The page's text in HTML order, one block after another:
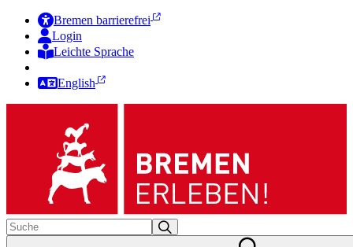
Bremen barrierefrei
Login
Leichte Sprache
English